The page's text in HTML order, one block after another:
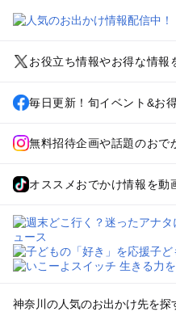
お役立ち情報やお得な情報
毎日更新！旬イベント&お
無料招待企画や話題のおで
オススメおでかけ情報を動
神奈川の人気のお出かけ先を探